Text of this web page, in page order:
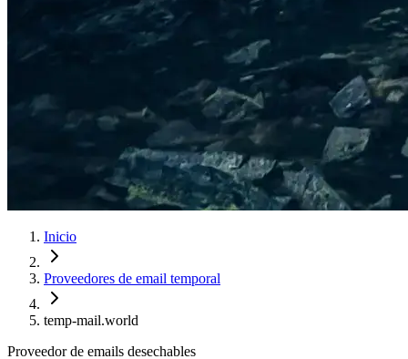
Inicio
Proveedores de email temporal
temp-mail.world
Proveedor de emails desechables